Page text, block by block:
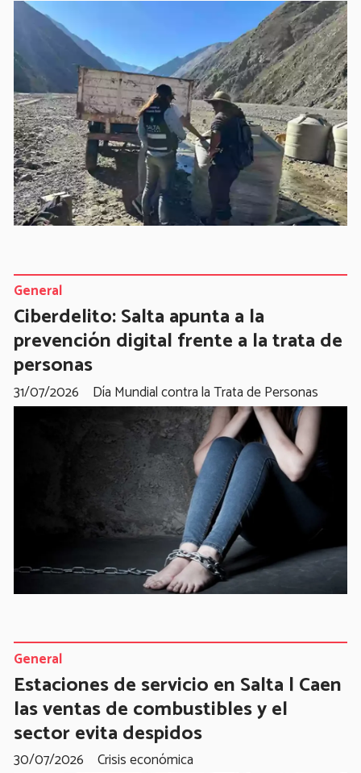
Ciberdelito: Salta apunta a la
prevención digital frente a la trata de
personas
Día Mundial contra la Trata de Personas
General
31/07/2026
Estaciones de servicio en Salta | Caen
las ventas de combustibles y el
sector evita despidos
Crisis económica
General
30/07/2026